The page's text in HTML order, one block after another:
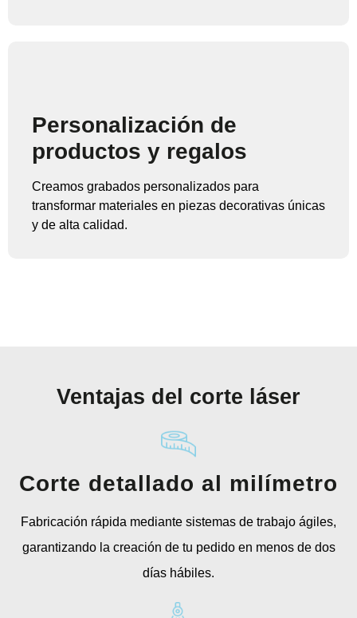
Personalización de
productos y regalos
Creamos grabados personalizados para
transformar materiales en piezas decorativas únicas
y de alta calidad.
Ventajas del corte láser
Corte detallado al milímetro
Fabricación rápida mediante sistemas de trabajo ágiles,
garantizando la creación de tu pedido en menos de dos
días hábiles.